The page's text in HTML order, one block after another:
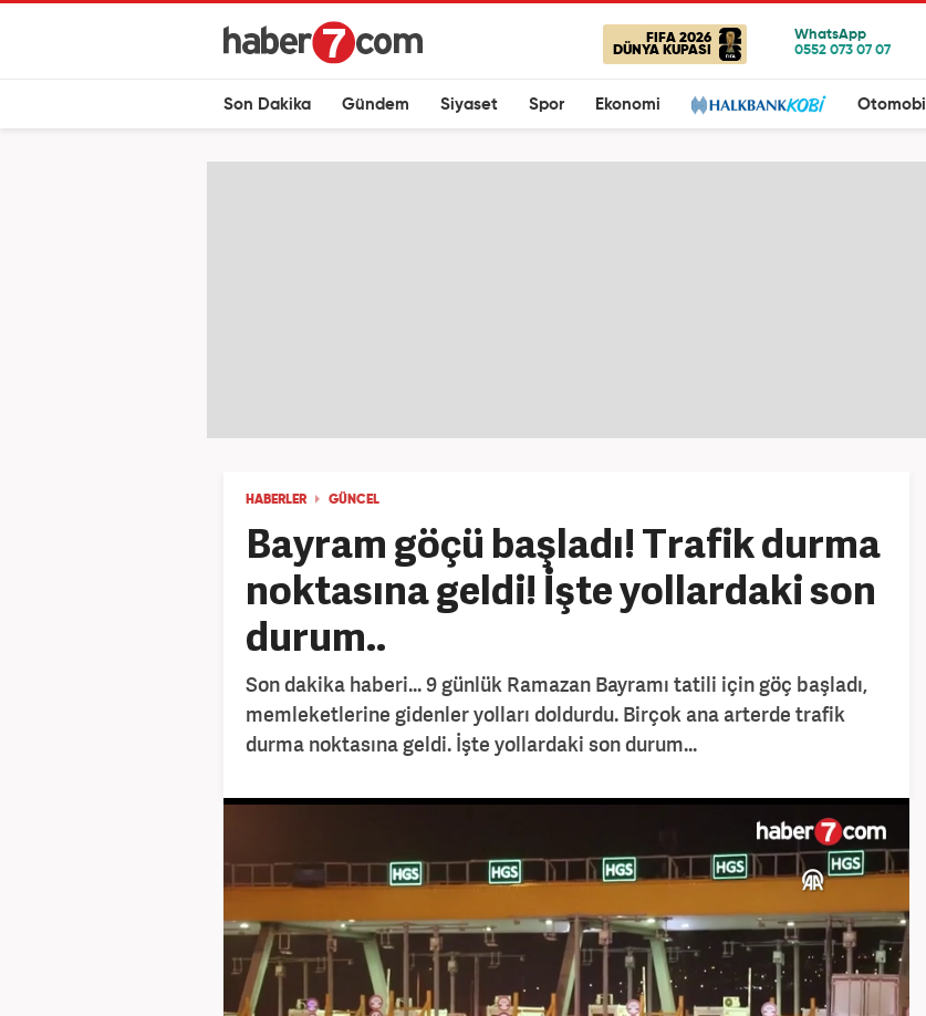
FIFA 2026
DÜNYA KUPASI
Son Dakika Gündem Siyaset Spor Ekonomi Otomobil
HABERLER GÜNCEL
Bayram göçü başladı! Trafik durma
noktasına geldi! İşte yollardaki son
durum..
Son dakika haberi... 9 günlük Ramazan Bayramı tatili için göç başladı,
memleketlerine gidenler yolları doldurdu. Birçok ana arterde trafik
durma noktasına geldi. İşte yollardaki son durum...